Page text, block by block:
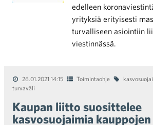
edelleen
yrityksiä erityisesti
turvalliseen asiointiin
viestinnässä.
26.01.2021 14:15 Toimintaohje
turvaväli
Kaupan liitto suosittelee
kasvosuojaimia kauppojen